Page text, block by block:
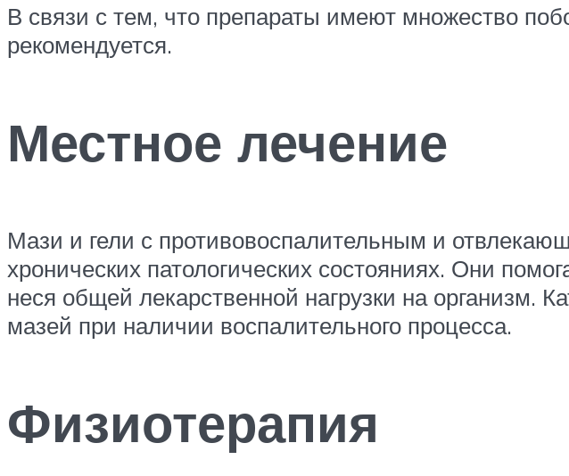
В связи с тем, что препараты имеют множество
рекомендуется.
Местное лечение
Мази и гели с противовоспалительным и
хронических патологических состояниях. Они
неся общей лекарственной нагрузки на организм.
мазей при наличии воспалительного процесса.
Физиотерапия